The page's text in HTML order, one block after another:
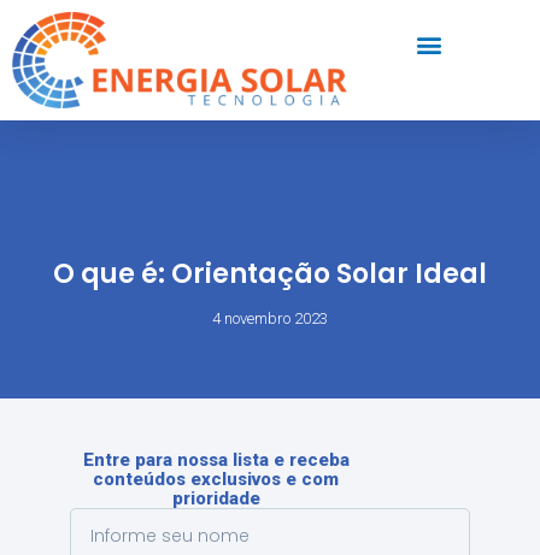
O que é: Orientação Solar Ideal
4 novembro 2023
Entre para nossa lista e receba
conteúdos exclusivos e com
prioridade